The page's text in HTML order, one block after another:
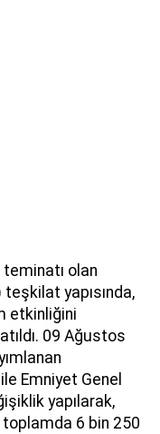
olan
yapısında,
etkinliğini
09 Ağustos
Emniyet Genel
yapılarak,
6 bin 250